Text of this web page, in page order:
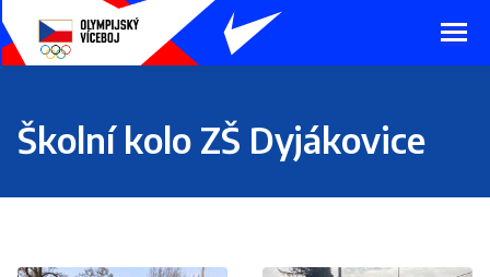
na
hlavní
obsah
Školní kolo ZŠ Dyjákovice